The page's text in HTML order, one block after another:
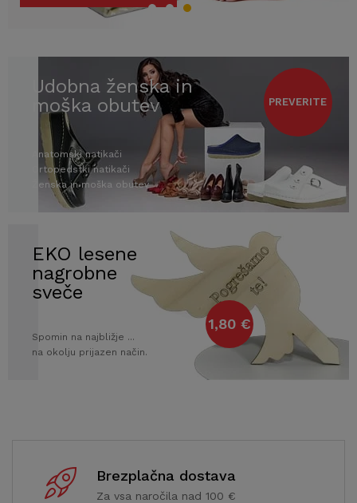
Udobna ženska in
moška obutev
Anatomski natikači
Ortopedstki natikači
Ženska in moška obutev
PREVERITE
EKO lesene
nagrobne
sveče
Spomin na najbližje ...
na okolju prijazen način.
1,80 €
Brezplačna dostava
Za vsa naročila nad 100 €